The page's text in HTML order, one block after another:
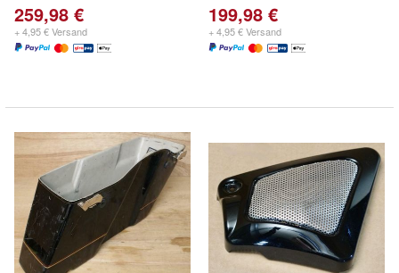
259,98 €
+ 4,95 € Versand
199,98 €
+ 4,95 € Versand